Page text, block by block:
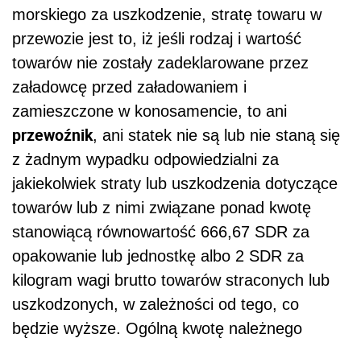
morskiego za uszkodzenie, stratę towaru w
przewozie jest to, iż jeśli rodzaj i wartość
towarów nie zostały zadeklarowane przez
załadowcę przed załadowaniem i
zamieszczone w konosamencie, to ani
przewoźnik, ani statek nie są lub nie staną się
z żadnym wypadku odpowiedzialni za
jakiekolwiek straty lub uszkodzenia dotyczące
towarów lub z nimi związane ponad kwotę
stanowiącą równowartość 666,67 SDR za
opakowanie lub jednostkę albo 2 SDR za
kilogram wagi brutto towarów straconych lub
uszkodzonych, w zależności od tego, co
będzie wyższe. Ogólną kwotę należnego